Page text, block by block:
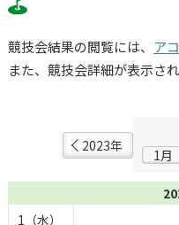
競技会結果の閲覧には、 ア
また、競技会詳細が表示さ
2023年
1月
1（水）